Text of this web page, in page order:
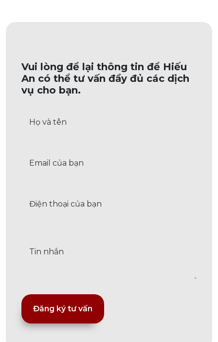
Vui lòng để lại thông tin để Hiếu
An có thể tư vấn đầy đủ các dịch
vụ cho bạn.